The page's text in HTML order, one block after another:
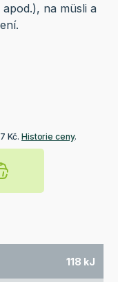
na müsli a
Kč.Historie ceny.
118 kJ